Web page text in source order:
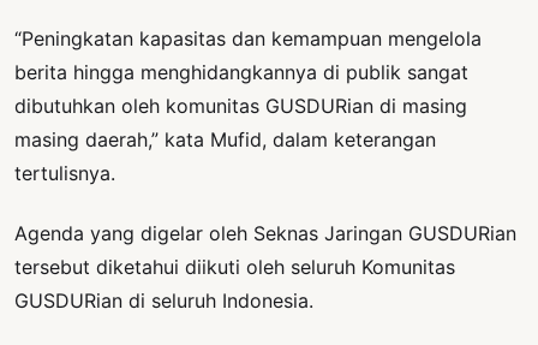
“Peningkatan kapasitas dan kemampuan mengelola
berita hingga menghidangkannya di publik sangat
dibutuhkan oleh komunitas GUSDURian di masing
masing daerah,” kata Mufid, dalam keterangan
tertulisnya.
Agenda yang digelar oleh Seknas Jaringan GUSDURian
tersebut diketahui diikuti oleh seluruh Komunitas
GUSDURian di seluruh Indonesia.